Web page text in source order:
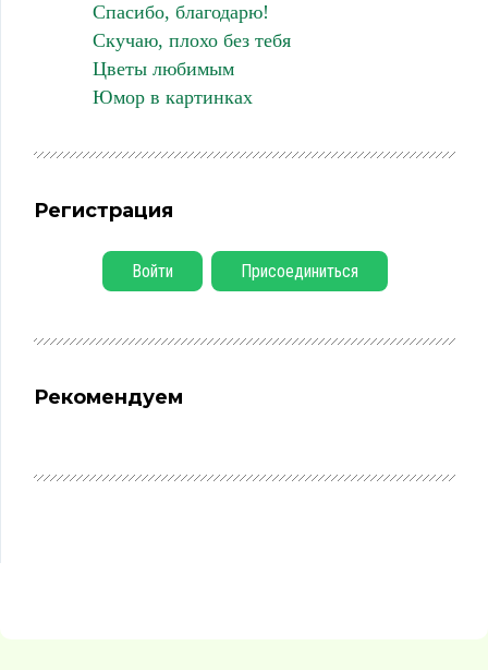
Спасибо, благодарю!
Скучаю, плохо без тебя
Цветы любимым
Юмор в картинках
Регистрация
Войти Присоединиться
Рекомендуем